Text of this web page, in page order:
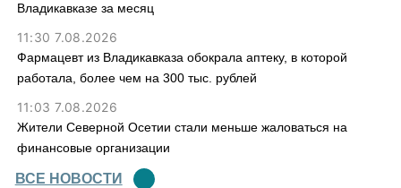
Владикавказе за месяц
11:30 7.08.2026
Фармацевт из Владикавказа обокрала аптеку, в которой
работала, более чем на 300 тыс. рублей
11:03 7.08.2026
Жители Северной Осетии стали меньше жаловаться на
финансовые организации
ВСЕ НОВОСТИ